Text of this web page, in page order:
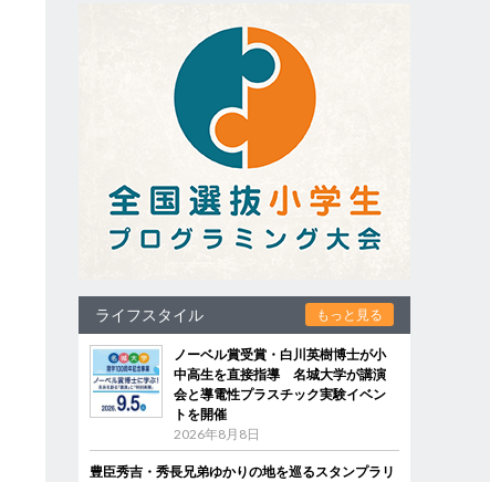
ライフスタイル もっと見る
ノーベル賞受賞・白川英樹博士が小
中高生を直接指導 名城大学が講演
会と導電性プラスチック実験イベン
トを開催
2026年8月8日
豊臣秀吉・秀長兄弟ゆかりの地を巡るスタンプラリ